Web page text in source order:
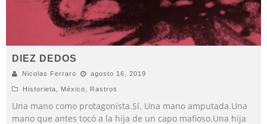
DIEZ DEDOS
Nicolas Ferraro agosto 16, 2019
Historieta México Rastros
Una mano como protagonista.Sí. Una mano amputada.Una
mano que antes tocó a la hija de un capo mafioso.Una hija